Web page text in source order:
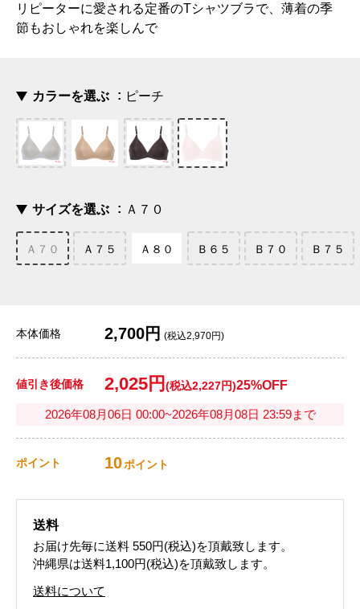
リピーターに愛される定番のTシャツブラで、薄着の季
節もおしゃれを楽しんで
カラーを選ぶ ピーチ
サイズを選ぶ Ａ７０
Ａ７０ Ａ７５ Ａ８０ Ｂ６５ Ｂ７０ Ｂ７５
本体価格 2,700円 (税込2,970円)
値引き後価格 2,025円 (税込2,227円)25%OFF
2026年08月06日 00:00~2026年08月08日 23:59まで
ポイント 10ポイント
送料
お届け先毎に送料 550円(税込)を頂戴致します。
沖縄県は送料1,100円(税込)を頂戴致します。
送料について